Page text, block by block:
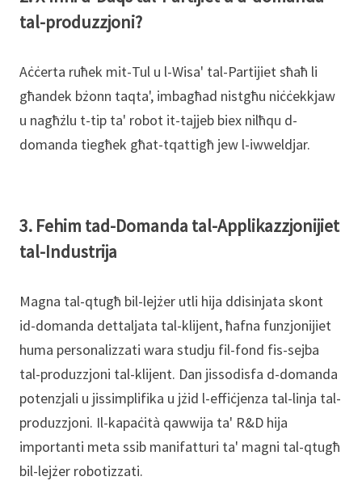
tal-produzzjoni?
Aċċerta ruħek mit-Tul u l-Wisa' tal-Partijiet sħaħ li
għandek bżonn taqta', imbagħad nistgħu niċċekkjaw
u nagħżlu t-tip ta' robot it-tajjeb biex nilħqu d-
domanda tiegħek għat-tqattigħ jew l-iwweldjar.
3. Fehim tad-Domanda tal-Applikazzjonijiet
tal-Industrija
Magna tal-qtugħ bil-lejżer utli hija ddisinjata skont
id-domanda dettaljata tal-klijent, ħafna funzjonijiet
huma personalizzati wara studju fil-fond fis-sejba
tal-produzzjoni tal-klijent. Dan jissodisfa d-domanda
potenzjali u jissimplifika u jżid l-effiċjenza tal-linja tal-
produzzjoni. Il-kapaċità qawwija ta' R&D hija
importanti meta ssib manifatturi ta' magni tal-qtugħ
bil-lejżer robotizzati.